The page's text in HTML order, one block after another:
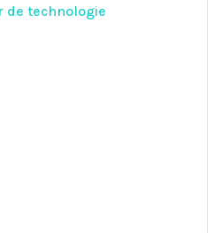
de technologie